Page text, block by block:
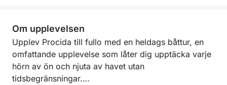
Om upplevelsen
Upplev Procida till fullo med en heldags båttur, en
omfattande upplevelse som låter dig upptäcka varje
hörn av ön och njuta av havet utan
tidsbegränsningar.